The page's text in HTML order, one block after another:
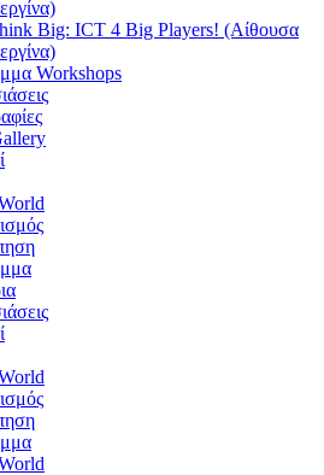
Big: ICT 4 Big Players! (Αίθουσα
Workshops